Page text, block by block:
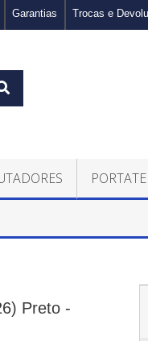
Trocas e
Garantias
Preto -